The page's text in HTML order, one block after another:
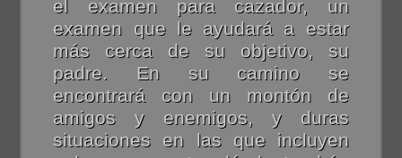
el examen para cazador, un
examen que le ayudará a estar
más cerca de su objetivo, su
padre. En su camino se
encontrará con un montón de
amigos y enemigos, y duras
situaciones en las que incluyen